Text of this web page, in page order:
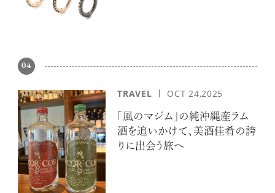
04
TRAVEL OCT 24,2025
「風のマジム」の純沖縄産ラム
酒を追いかけて、美酒佳肴の誇
りに出会う旅へ